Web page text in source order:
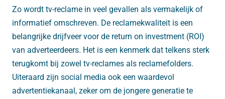
Zo wordt tv-reclame in veel gevallen als vermakelijk of
informatief omschreven. De reclamekwaliteit is een
belangrijke drijfveer voor de return on investment (ROI)
van adverteerdeers. Het is een kenmerk dat telkens sterk
terugkomt bij zowel tv-reclames als reclamefolders.
Uiteraard zijn social media ook een waardevol
advertentiekanaal, zeker om de jongere generatie te